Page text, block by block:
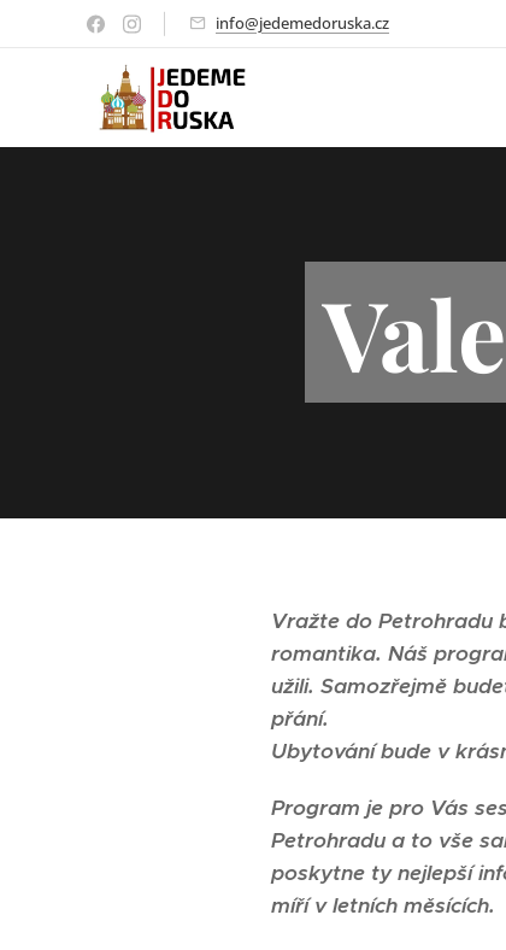
info@jedemedoruska.cz
Vražte do Petrohradu
romantika. Náš
užili. Samozřejmě
přání.
Ubytování bude v
Program je pro Vás
Petrohradu a to vše
poskytne ty nejlepší
míří v letních měsících.